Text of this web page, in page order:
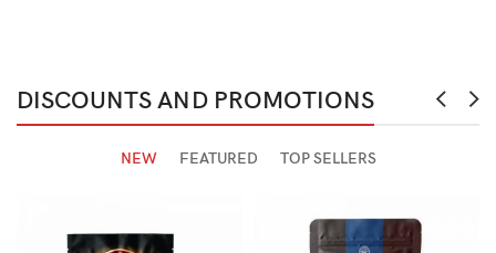
DISCOUNTS AND PROMOTIONS
NEW FEATURED TOP SELLERS